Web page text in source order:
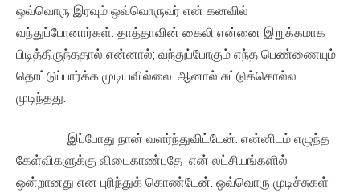
ஒவ்வொரு இரவும் ஒவ்வொருவர் என் கனவில்
வந்துப்போனார்கள். தாத்தாவின் கைலி என்னை இறுக்கமாக
பிடித்திருந்ததால் என்னால்; வந்துப்போகும் எந்த பெண்ணையும்
தொட்டுப்பார்க்க முடியவில்லை. ஆனால் சுட்டுக்கொல்ல
முடிந்தது.
இப்போது நான் வளர்ந்துவிட்டேன். என்னிடம் எழுந்த
கேள்விகளுக்கு விடைகாண்பதே என் லட்சியங்களில்
ஒன்றானது என புரிந்துக் கொண்டேன். ஒவ்வொரு முடிச்சுகள்